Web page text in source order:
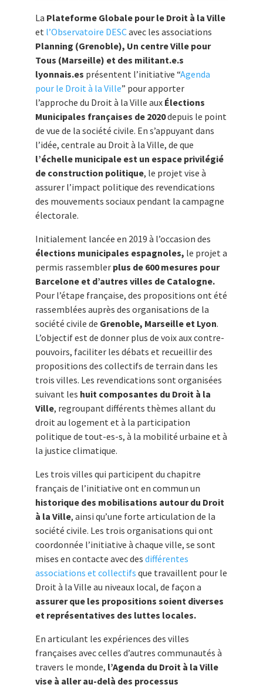
La Plateforme Globale pour le Droit à la Ville
et l’Observatoire DESCavec les associations
Planning (Grenoble), Un centre Ville pour
Tous (Marseille) et des militant.e.s
lyonnais.es présentent l’initiative “Agenda
pour le Droit à la Ville” pour apporter
l’approche du Droit à la Ville aux Élections
Municipales françaises de 2020depuis le point
de vue de la société civile. En s’appuyant dans
l’idée, centrale au Droit à la Ville, de que
l’échelle municipale est un espace privilégié
de construction politique, le projet vise à
assurer l’impact politique des revendications
des mouvements sociaux pendant la campagne
électorale.
Initialement lancée en 2019 à l’occasion des
élections municipales espagnoles, le projet a
permis rassembler plus de 600 mesures pour
Barcelone et d’autres villes de Catalogne.
Pour l’étape française, des propositions ont été
rassemblées auprès des organisations de la
société civile de Grenoble, Marseille et Lyon.
L’objectif est de donner plus de voix aux contre-
pouvoirs, faciliter les débats et recueillir des
propositions des collectifs de terrain dans les
trois villes. Les revendications sont organisées
suivant les huit composantes du Droit à la
Ville, regroupant différents thèmes allant du
droit au logement et à la participation
politique de tout-es-s, à la mobilité urbaine et à
la justice climatique.
Les trois villes qui participent du chapitre
français de l’initiative ont en commun un
historique des mobilisations autour du Droit
à la Ville, ainsi qu’une forte articulation de la
société civile. Les trois organisations qui ont
coordonnée l’initiative à chaque ville, se sont
mises en contacte avec des différentes
associations et collectifs que travaillent pour le
Droit à la Ville au niveaux local, de façon a
assurer que les propositions soient diverses
et représentatives des luttes locales.
En articulant les expériences des villes
françaises avec celles d’autres communautés à
travers le monde, l’Agenda du Droit à la Ville
vise à aller au-delà des processus